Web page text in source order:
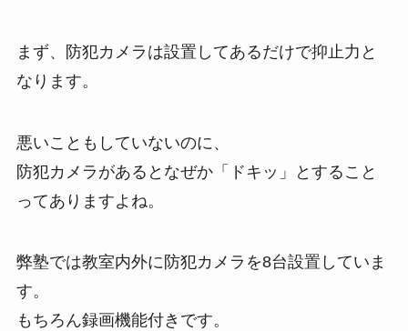
まず、防犯カメラは設置してあるだけで抑止力と
なります。
悪いこともしていないのに、
防犯カメラがあるとなぜか「ドキッ」とすること
ってありますよね。
弊塾では教室内外に防犯カメラを8台設置していま
す。
もちろん録画機能付きです。